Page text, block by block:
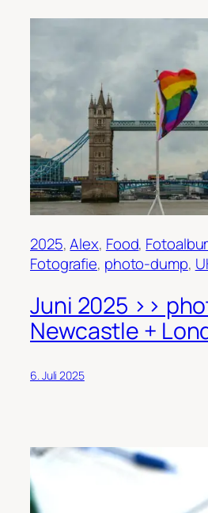
2025, Alex, Food,
Fotografie, photo-dump,
Juni 2025 >>
Newcastle +
6. Juli 2025